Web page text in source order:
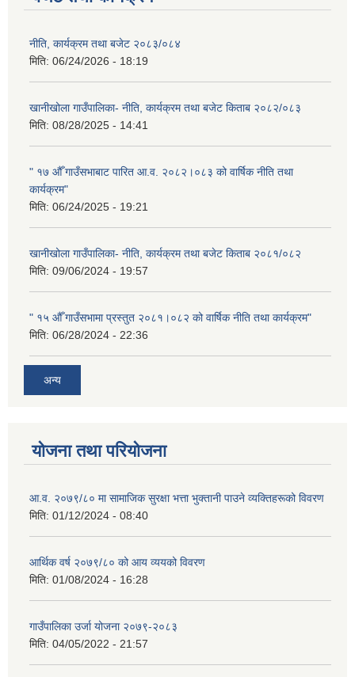
नीति, कार्यक्रम तथा बजेट २०८३/०८४
मिति: 06/24/2026 - 18:19
खानीखोला गाउँपालिका- नीति, कार्यक्रम तथा बजेट किताब २०८२/०८३
मिति: 08/28/2025 - 14:41
" १७ औँ गाउँसभाबाट पारित आ.व. २०८२।०८३ को वार्षिक नीति तथा
कार्यक्रम"
मिति: 06/24/2025 - 19:21
खानीखोला गाउँपालिका- नीति, कार्यक्रम तथा बजेट किताब २०८१/०८२
मिति: 09/06/2024 - 19:57
" १५ औँ गाउँसभामा प्रस्तुत २०८१।०८२ को वार्षिक नीति तथा कार्यक्रम"
मिति: 06/28/2024 - 22:36
अन्य
योजना तथा परियोजना
आ.व. २०७९/८० मा सामाजिक सुरक्षा भत्ता भुक्तानी पाउने व्यक्तिहरूको विवरण
मिति: 01/12/2024 - 08:40
आर्थिक वर्ष २०७९/८० को आय व्ययको विवरण
मिति: 01/08/2024 - 16:28
गाउँपालिका उर्जा योजना २०७९-२०८३
मिति: 04/05/2022 - 21:57